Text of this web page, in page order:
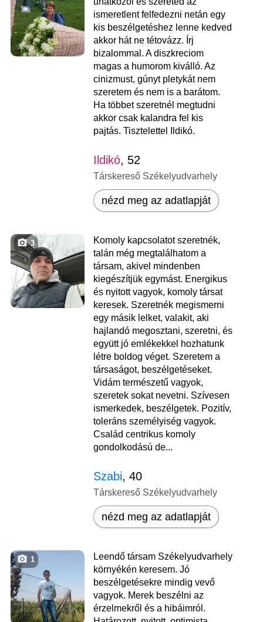
ismeretlent felfedezni netán egy
kis beszélgetéshez lenne kedved
akkor hát ne tétovázz. Írj
bizalommal. A diszkreciom
magas a humorom kiválló. Az
cinizmust, gúnyt pletykát nem
szeretem és nem is a barátom.
Ha többet szeretnél megtudni
akkor csak kalandra fel kis
pajtás. Tisztelettel Ildikó.
Ildikó, 52
Társkereső Székelyudvarhely
nézd meg az adatlapját
3
Komoly kapcsolatot szeretnék,
talán még megtalálhatom a
társam, akivel mindenben
kiegészítjük egymást. Energikus
és nyitott vagyok, komoly társat
keresek. Szeretnék megismerni
egy másik lelket, valakit, aki
hajlandó megosztani, szeretni, és
együtt jó emlékekkel hozhatunk
létre boldog véget. Szeretem a
társaságot, beszélgetéseket.
Vidám természetű vagyok,
szeretek sokat nevetni. Szívesen
ismerkedek, beszélgetek. Pozitív,
toleráns személyiség vagyok.
Család centrikus komoly
gondolkodású de...
Szabi, 40
Társkereső Székelyudvarhely
nézd meg az adatlapját
1
Leendő társam Székelyudvarhely
környékén keresem. Jó
beszélgetésekre mindig vevő
vagyok. Merek beszélni az
érzelmekről és a hibáimról.